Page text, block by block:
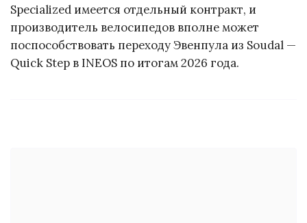
Specialized имеется отдельный контракт, и
производитель велосипедов вполне может
поспособствовать переходу Эвенпула из Soudal —
Quick Step в INEOS по итогам 2026 года.